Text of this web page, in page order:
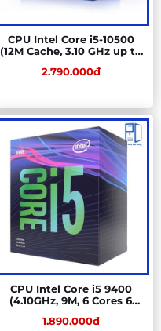
CPU Intel Core i5-10500
(12M Cache, 3.10 GHz up to
1200, Comet Lake-S)
2.790.000đ
CPU Intel Core i5 9400
(4.10GHz, 9M, 6 Cores 6
1.890.000đ